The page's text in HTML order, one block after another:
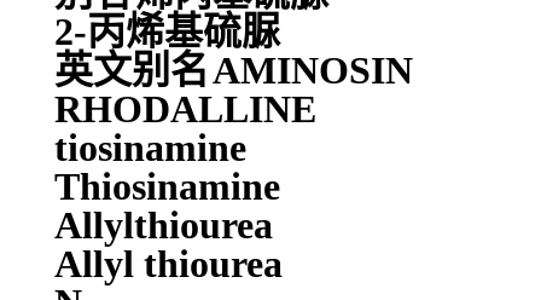
2-丙烯基硫脲
英文别名AMINOSIN
RHODALLINE
tiosinamine
Thiosinamine
Allylthiourea
Allyl thiourea